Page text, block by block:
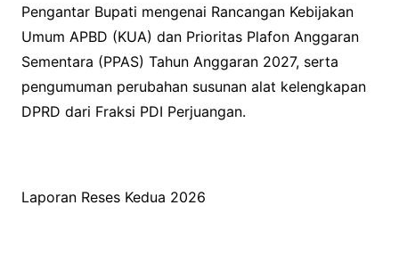
Pengantar Bupati mengenai Rancangan Kebijakan
Umum APBD (KUA) dan Prioritas Plafon Anggaran
Sementara (PPAS) Tahun Anggaran 2027, serta
pengumuman perubahan susunan alat kelengkapan
DPRD dari Fraksi PDI Perjuangan.
Laporan Reses Kedua 2026